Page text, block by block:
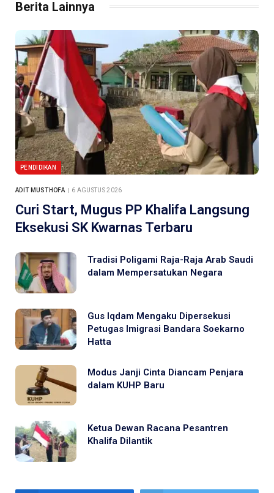
Berita Lainnya
PENDIDIKAN
ADIT MUSTHOFA 6 AGUSTUS 2026
Curi Start, Mugus PP Khalifa Langsung
Eksekusi SK Kwarnas Terbaru
Tradisi Poligami Raja-Raja Arab Saudi
dalam Mempersatukan Negara
Gus Iqdam Mengaku Dipersekusi
Petugas Imigrasi Bandara Soekarno
Hatta
Modus Janji Cinta Diancam Penjara
dalam KUHP Baru
Ketua Dewan Racana Pesantren
Khalifa Dilantik